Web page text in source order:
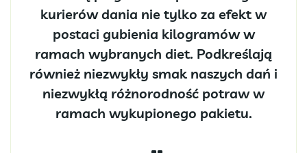
kurierów dania nie tylko za efekt w
postaci gubienia kilogramów w
ramach wybranych diet. Podkreślają
również niezwykły smak naszych dań i
niezwykłą różnorodność potraw w
ramach wykupionego pakietu.